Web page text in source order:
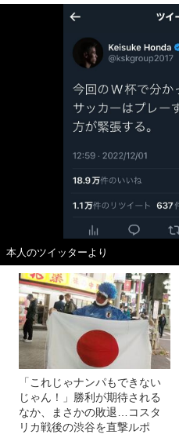
本人のツイッターより
「これじゃナンパもできない
じゃん！」勝利が期待される
なか、まさかの敗退…コスタ
リカ戦後の渋谷を直撃ルポ